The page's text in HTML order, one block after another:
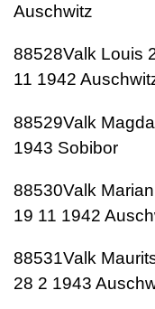
Auschwitz
88528Valk Louis
11 1942
88529Valk
1943 Sobibor
88530Valk
19 11 1942
88531Valk
28 2 1943